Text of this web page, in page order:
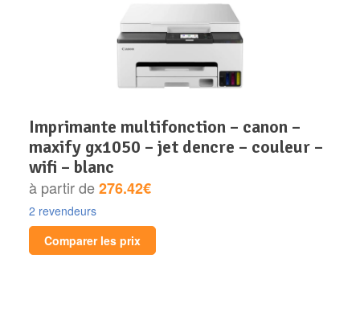
imprimante multifonction – canon –
maxify gx1050 – jet dencre – couleur –
wifi – blanc
à partir de276.42€
2 revendeurs
Comparer les prix